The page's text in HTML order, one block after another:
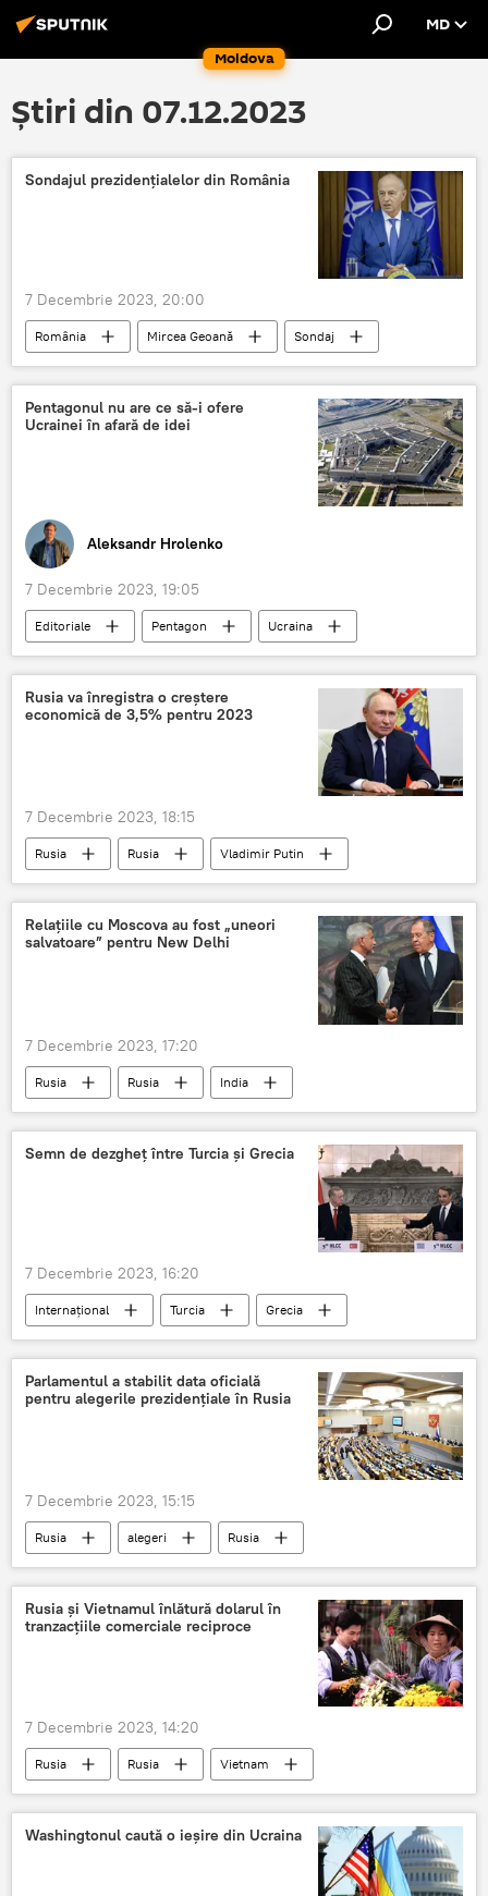
Moldova
MD
Știri din 07.12.2023
Sondajul prezidenţialelor din România
7 Decembrie 2023, 20:00
România Mircea Geoană
Sondaj
România
Pentagonul nu are ce să-i ofere
Ucrainei în afară de idei
Aleksandr Hrolenko
7 Decembrie 2023, 19:05
Editoriale Pentagon
Ucraina
SUA
Rusia va înregistra o creștere
economică de 3,5% pentru 2023
7 Decembrie 2023, 18:15
Rusia Rusia Vladimir Putin
Relațiile cu Moscova au fost „uneori
salvatoare” pentru New Delhi
7 Decembrie 2023, 17:20
Rusia Rusia India
Semn de dezgheţ între Turcia şi Grecia
7 Decembrie 2023, 16:20
Internațional Turcia Grecia
Parlamentul a stabilit data oficială
pentru alegerile prezidențiale în Rusia
7 Decembrie 2023, 15:15
Rusia alegeri
Rusia
președinte
Duma de Stat
Duma de Stat a Rusiei
Rusia și Vietnamul înlătură dolarul în
tranzacţiile comerciale reciproce
7 Decembrie 2023, 14:20
Rusia Rusia Vietnam
Washingtonul caută o ieșire din Ucraina